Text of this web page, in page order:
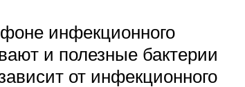
инфекционного
и полезные бактерии
от инфекционного